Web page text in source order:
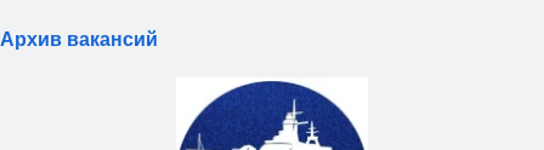
Архив вакансий